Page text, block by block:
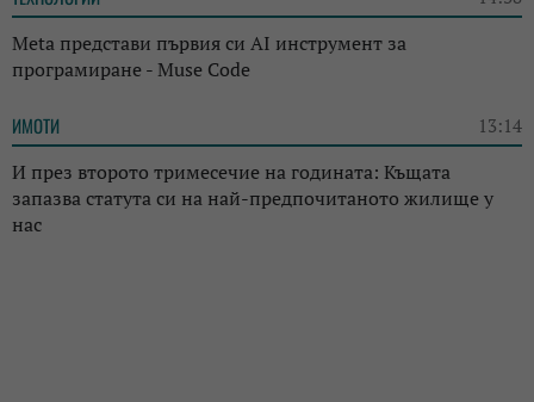
Meta представи първия си AI инструмент за
програмиране - Muse Code
ИМОТИ 13:14
И през второто тримесечие на годината: Къщата
запазва статута си на най-предпочитаното жилище у
нас